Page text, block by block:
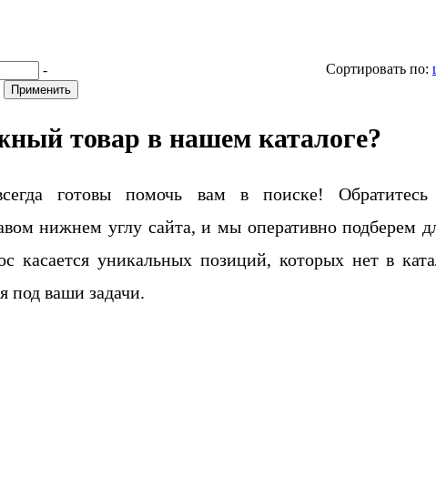
Сортировать по:
-
Применить
товар в нашем каталоге?
готовы помочь вам в поиске!
нижнем углу сайта, и мы оперативно подберем
касается уникальных позиций, которых нет в
под ваши задачи.